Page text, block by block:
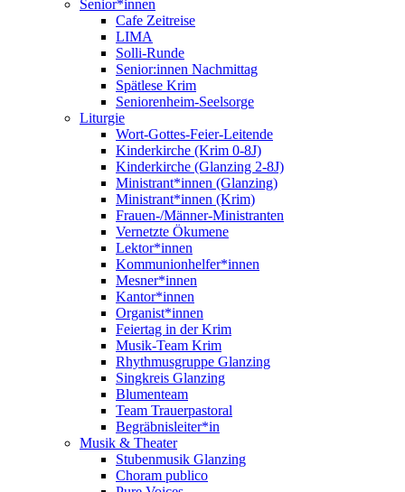
Senior*innen
Cafe Zeitreise
LIMA
Solli-Runde
Senior:innen Nachmittag
Spätlese Krim
Seniorenheim-Seelsorge
Liturgie
Wort-Gottes-Feier-Leitende
Kinderkirche (Krim 0-8J)
Kinderkirche (Glanzing 2-8J)
Ministrant*innen (Glanzing)
Ministrant*innen (Krim)
Frauen-/Männer-Ministranten
Vernetzte Ökumene
Lektor*innen
Kommunionhelfer*innen
Mesner*innen
Kantor*innen
Organist*innen
Feiertag in der Krim
Musik-Team Krim
Rhythmusgruppe Glanzing
Singkreis Glanzing
Blumenteam
Team Trauerpastoral
Begräbnisleiter*in
Musik & Theater
Stubenmusik Glanzing
Choram publico